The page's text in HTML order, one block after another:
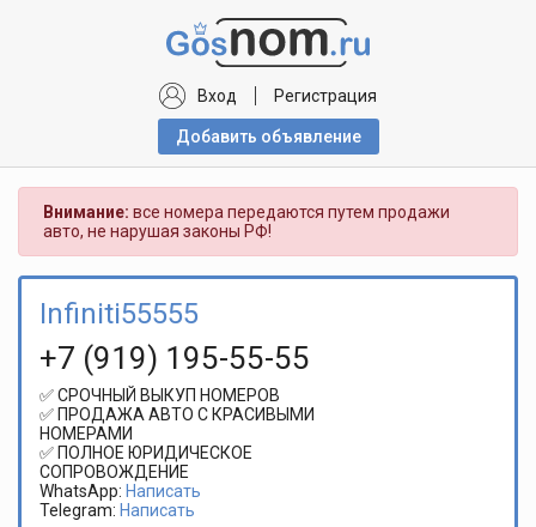
Вход Регистрация
Добавить объявлениe
Внимание: все номера передаются путем продажи
авто, не нарушая законы РФ!
Infiniti55555
+7 (919) 195-55-55
✅ СРОЧНЫЙ ВЫКУП НОМЕРОВ
✅ ПРОДАЖА АВТО С КРАСИВЫМИ
НОМЕРАМИ
✅ ПОЛНОЕ ЮРИДИЧЕСКОЕ
СОПРОВОЖДЕНИЕ
WhatsApp: Написать
Telegram: Написать